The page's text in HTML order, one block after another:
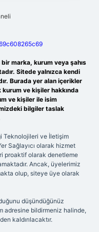
marka, kurum veya şahıs
Sitede yalnızca kendi
Burada yer alan içerikler
ve kişiler hakkında
ve kişiler ile isim
bilgiler taslak
Teknolojileri ve İletişim
Sağlayıcı olarak hizmet
proaktif olarak denetleme
Ancak, üyelerimiz
olup, siteye üye olarak
düşündüğünüz
adresine bildirmeniz halinde,
kaldırılacaktır.